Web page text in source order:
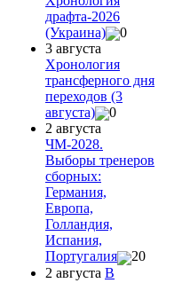
драфта-2026
(Украина)
0
3 августа
Хронология
трансферного дня
переходов (3
августа)
0
2 августа
ЧМ-2028.
Выборы тренеров
сборных:
Германия,
Европа,
Голландия,
Испания,
Португалия
20
2 августа В